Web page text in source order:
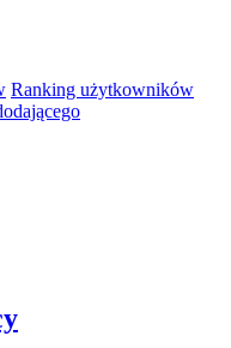
Ranking użytkowników